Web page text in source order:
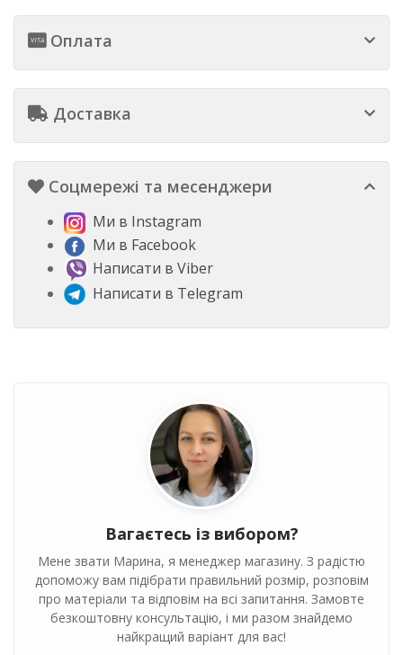
Оплата
Доставка
Соцмережі та месенджери
Ми в Instagram
Ми в Facebook
Написати в Viber
Написати в Telegram
Вагаєтесь із вибором?
Мене звати Марина, я менеджер магазину. З радістю
допоможу вам підібрати правильний розмір, розповім
про матеріали та відповім на всі запитання. Замовте
безкоштовну консультацію, і ми разом знайдемо
найкращий варіант для вас!